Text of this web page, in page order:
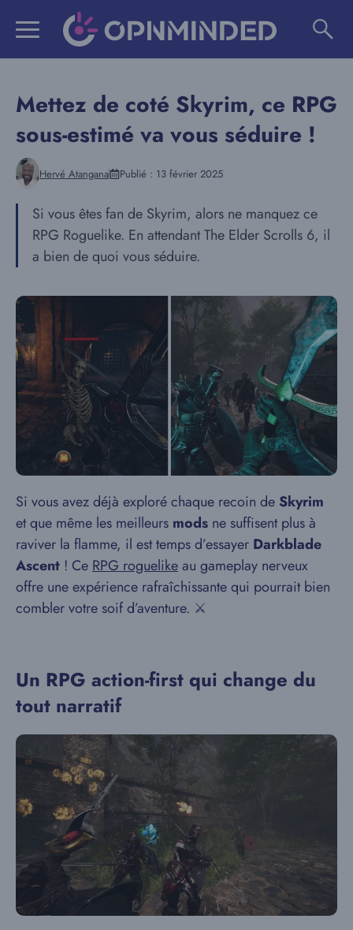
Mettez de coté Skyrim, ce RPG
sous-estimé va vous séduire !
Hervé Atangana Publié : 13 février 2025
Si vous êtes fan de Skyrim, alors ne manquez ce
RPG Roguelike. En attendant The Elder Scrolls 6, il
a bien de quoi vous séduire.
Si vous avez déjà exploré chaque recoin de Skyrim
et que même les meilleurs mods ne suffisent plus à
raviver la flamme, il est temps d’essayer Darkblade
Ascent ! CeRPG roguelikeau gameplay nerveux
offre une expérience rafraîchissante qui pourrait bien
combler votre soif d’aventure. ⚔️
Un RPG action-first qui change du
tout narratif